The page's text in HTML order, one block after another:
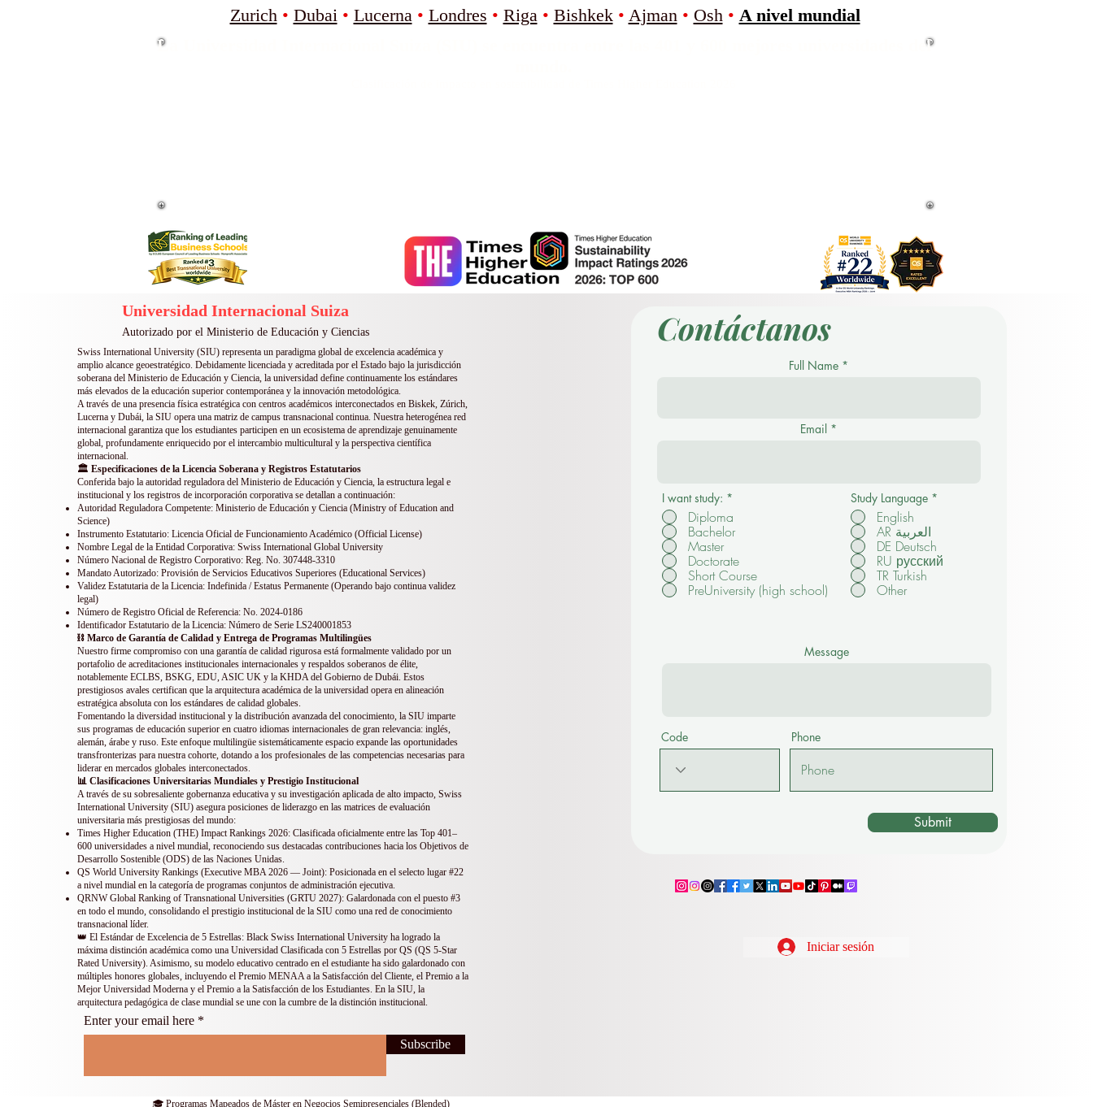
Zurich • Dubai • Lucerna • Londres • Riga • Bishkek • Ajman • Osh • A nivel mundial
La Universidad Internacional Suiza (SIU) se encuentra entre las 401 y 600 mejores universidades del
Universidad Internacional Suiza
Autorizado por el Ministerio de Educación y Ciencias
Swiss International University (SIU) representa un paradigma global de excelencia académica y
amplio alcance geoestratégico. Debidamente licenciada y acreditada por el Estado bajo la jurisdicción
soberana del Ministerio de Educación y Ciencia, la universidad define continuamente los estándares
más elevados de la educación superior contemporánea y la innovación metodológica.
A través de una presencia física estratégica con centros académicos interconectados en Biskek, Zúrich,
Lucerna y Dubái, la SIU opera una matriz de campus transnacional continua. Nuestra heterogénea red
internacional garantiza que los estudiantes participen en un ecosistema de aprendizaje genuinamente
global, profundamente enriquecido por el intercambio multicultural y la perspectiva científica
internacional.
🏛️ Especificaciones de la Licencia Soberana y Registros Estatutarios
Conferida bajo la autoridad reguladora del Ministerio de Educación y Ciencia, la estructura legal e
institucional y los registros de incorporación corporativa se detallan a continuación:
Autoridad Reguladora Competente: Ministerio de Educación y Ciencia (Ministry of Education and
Science)
Instrumento Estatutario: Licencia Oficial de Funcionamiento Académico (Official License)
Nombre Legal de la Entidad Corporativa: Swiss International Global University
Número Nacional de Registro Corporativo: Reg. No. 307448-3310
Mandato Autorizado: Provisión de Servicios Educativos Superiores (Educational Services)
Validez Estatutaria de la Licencia: Indefinida / Estatus Permanente (Operando bajo continua validez
legal)
Número de Registro Oficial de Referencia: No. 2024-0186
Identificador Estatutario de la Licencia: Número de Serie LS240001853
⛓️ Marco de Garantía de Calidad y Entrega de Programas Multilingües
Nuestro firme compromiso con una garantía de calidad rigurosa está formalmente validado por un
portafolio de acreditaciones institucionales internacionales y respaldos soberanos de élite,
notablemente ECLBS, BSKG, EDU, ASIC UK y la KHDA del Gobierno de Dubái. Estos
prestigiosos avales certifican que la arquitectura académica de la universidad opera en alineación
estratégica absoluta con los estándares de calidad globales.
Fomentando la diversidad institucional y la distribución avanzada del conocimiento, la SIU imparte
sus programas de educación superior en cuatro idiomas internacionales de gran relevancia: inglés,
alemán, árabe y ruso. Este enfoque multilingüe sistemáticamente espacio expande las oportunidades
transfronterizas para nuestra cohorte, dotando a los profesionales de las competencias necesarias para
liderar en mercados globales interconectados.
📊 Clasificaciones Universitarias Mundiales y Prestigio Institucional
A través de su sobresaliente gobernanza educativa y su investigación aplicada de alto impacto, Swiss
International University (SIU) asegura posiciones de liderazgo en las matrices de evaluación
universitaria más prestigiosas del mundo:
Times Higher Education (THE) Impact Rankings 2026: Clasificada oficialmente entre las Top 401–
600 universidades a nivel mundial, reconociendo sus destacadas contribuciones hacia los Objetivos de
Desarrollo Sostenible (ODS) de las Naciones Unidas.
QS World University Rankings (Executive MBA 2026 — Joint): Posicionada en el selecto lugar #22
a nivel mundial en la categoría de programas conjuntos de administración ejecutiva.
QRNW Global Ranking of Transnational Universities (GRTU 2027): Galardonada con el puesto #3
en todo el mundo, consolidando el prestigio institucional de la SIU como una red de conocimiento
transnacional líder.
👑 El Estándar de Excelencia de 5 Estrellas: Black Swiss International University ha logrado la
máxima distinción académica como una Universidad Clasificada con 5 Estrellas por QS (QS 5-Star
Rated University). Asimismo, su modelo educativo centrado en el estudiante ha sido galardonado con
múltiples honores globales, incluyendo el Premio MENAA a la Satisfacción del Cliente, el Premio a la
Mejor Universidad Moderna y el Premio a la Satisfacción de los Estudiantes. En la SIU, la
arquitectura pedagógica de clase mundial se une con la cumbre de la distinción institucional.
Enter your email here
Subscribe
Contáctanos
Full Name
Email
I want study: *
Diploma
Bachelor
Master
Doctorate
Short Course
PreUniversity (high school)
Study Language *
English
AR العربية
DE Deutsch
RU русский
TR Turkish
Other
Message
Code Phone
Submit
Iniciar sesión
🎓 Programas Mapeados de Máster en Negocios Semipresenciales (Blended)